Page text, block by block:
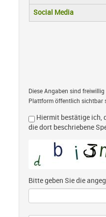
Social Media
Diese Angaben sind
Plattform öffentlich sichtbar
Hiermit bestätige ich,
die dort beschriebene
Bitte geben Sie die